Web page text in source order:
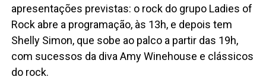
apresentações previstas: o rock do grupo Ladies of
Rock abre a programação, às 13h, e depois tem
Shelly Simon, que sobe ao palco a partir das 19h,
com sucessos da diva Amy Winehouse e clássicos
do rock.